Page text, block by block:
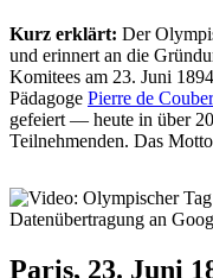
Kurz erklärt: Der
und erinnert an die
Komitees am 23. Juni
Pädagoge Pierre de
gefeiert — heute in über
Teilnehmenden. Das
Datenübertragung an
Paris, 23. Juni